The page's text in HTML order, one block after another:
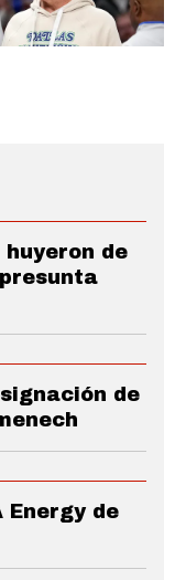
de
de
Energy de